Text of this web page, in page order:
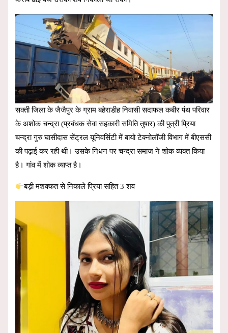
p
p
o
k
सक्ती जिला के जैजैपुर के ग्राम बहेराडीह निवासी सदाफल कबीर पंथ परिवार
के अशोक चन्द्रा (प्रबंधक सेवा सहकारी समिति तुषार) की पुत्री प्रिया
चन्द्रा गुरु घासीदास सेंट्रल यूनिवर्सिटी में बायो टेक्नोलॉजी विभाग में बीएससी
की पढ़ाई कर रही थी। उसके निधन पर चन्द्रा समाज ने शोक व्यक्त किया
है। गांव में शोक व्याप्त है।
बड़ी मशक्कत से निकाले प्रिया सहित 3 शव